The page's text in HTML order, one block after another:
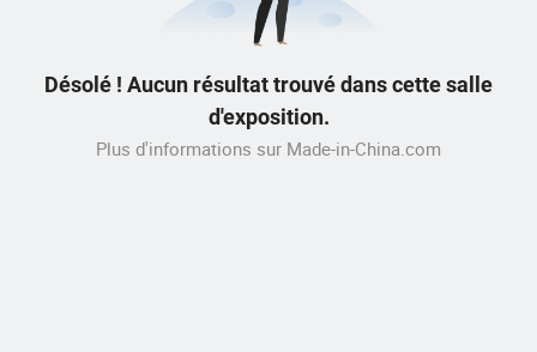
Désolé ! Aucun résultat trouvé dans cette salle
d'exposition.
Plus d'informations sur Made-in-China.com